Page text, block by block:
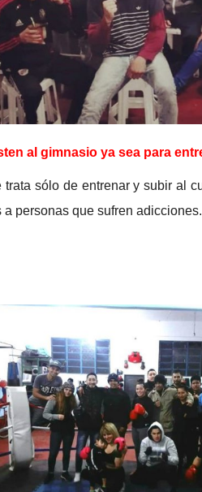
al gimnasio ya sea para
sólo de entrenar y subir al
personas que sufren adicciones.